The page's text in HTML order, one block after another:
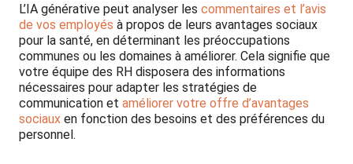
L’IA générative peut analyser les commentaires et l’avis
de vos employés à propos de leurs avantages sociaux
pour la santé, en déterminant les préoccupations
communes ou les domaines à améliorer. Cela signifie que
votre équipe des RH disposera des informations
nécessaires pour adapter les stratégies de
communication et améliorer votre offre d’avantages
sociaux en fonction des besoins et des préférences du
personnel.